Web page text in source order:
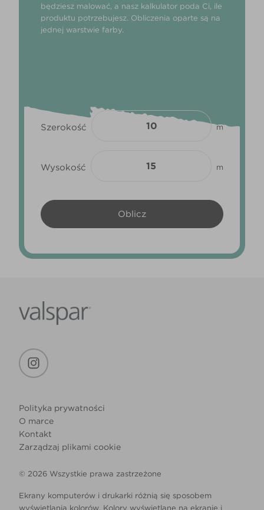
będziesz malować, a nasz kalkulator poda Ci, ile
produktu potrzebujesz. Obliczenia oparte są na
jednej warstwie farby.
Szerokość m
Wysokość m
Polityka prywatności
O marce
Kontakt
Zarządzaj plikami cookie
© 2026 Wszystkie prawa zastrzeżone
Ekrany komputerów i drukarki różnią się sposobem
wyświetlania kolorów. Kolory wyświetlane na ekranie i